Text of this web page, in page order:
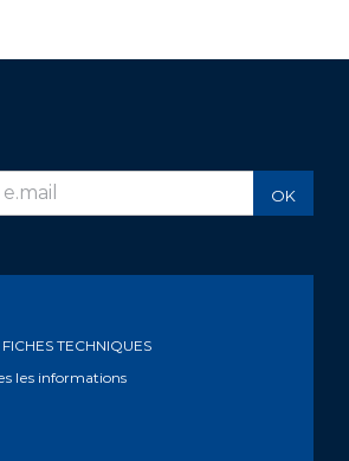
OK
TECHNIQUES
les informations